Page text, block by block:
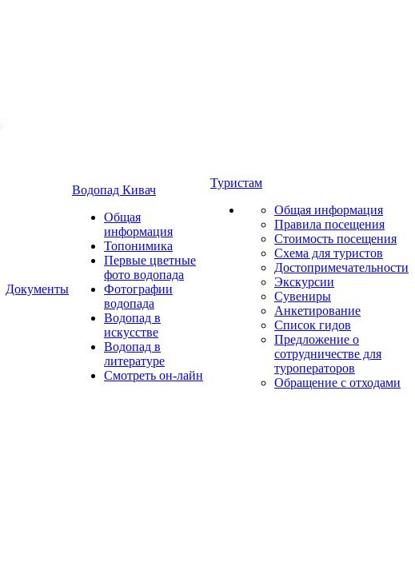
Документы
Водопад Кивач
Общая
информация
Топонимика
Первые цветные
фото водопада
Фотографии
водопада
Водопад в
искусстве
Водопад в
литературе
Смотреть он-лайн
Туристам
Общая информация
Правила посещения
Стоимость посещения
Схема для туристов
Достопримечательности
Экскурсии
Сувениры
Анкетирование
Список гидов
Предложение о
сотрудничестве для
туроператоров
Обращение с отходами